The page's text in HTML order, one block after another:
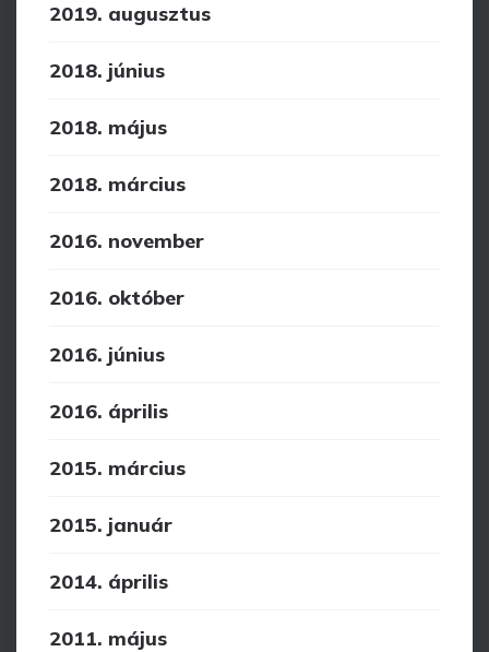
2019. augusztus
2018. június
2018. május
2018. március
2016. november
2016. október
2016. június
2016. április
2015. március
2015. január
2014. április
2011. május